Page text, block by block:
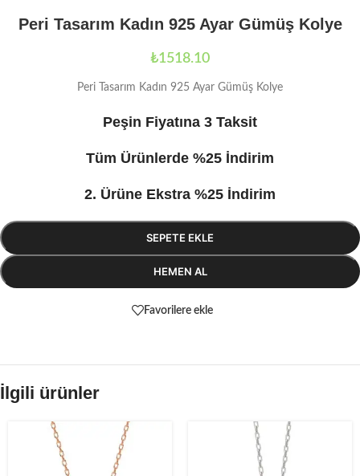
Peri Tasarım Kadın 925 Ayar Gümüş Kolye
₺1518.10
Peri Tasarım Kadın 925 Ayar Gümüş Kolye
Peşin Fiyatına 3 Taksit
Tüm Ürünlerde %25 İndirim
2. Ürüne Ekstra %25 İndirim
SEPETE EKLE
HEMEN AL
Favorilere ekle
İlgili ürünler